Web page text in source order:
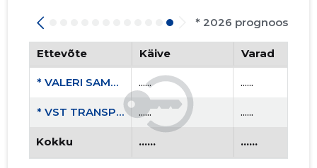
* 2026 prognoos
Ettevõte Käive Varad
* VALERI SAMSONOV FIE ...... ......
* VST TRANSPORT OÜ ...... ......
Kokku ...... ......